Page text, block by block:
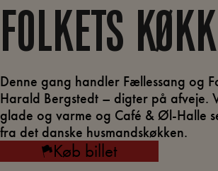
FOLKETS
Denne gang handler Fællessang og
Harald Bergstedt – digter på afveje.
glade og varme og Café & Øl-Halle
fra det danske husmandskøkken.
Køb billet